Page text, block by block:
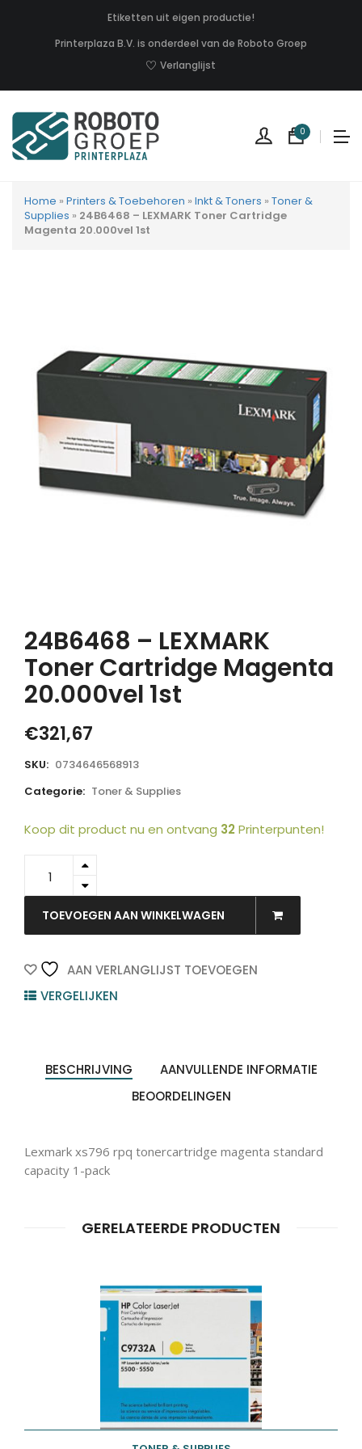
Etiketten uit eigen productie!
Printerplaza B.V. is onderdeel van de Roboto Groep
Verlanglijst
0
Home » Printers & Toebehoren » Inkt & Toners » Toner &
Supplies » 24B6468 – LEXMARK Toner Cartridge
Magenta 20.000vel 1st
24B6468 – LEXMARK
Toner Cartridge Magenta
20.000vel 1st
€321,67
SKU: 0734646568913
Categorie: Toner & Supplies
Koop dit product nu en ontvang 32Printerpunten!
LEXMARK
Toner
Cartridge
20.000vel
quantity
TOEVOEGEN AAN WINKELWAGEN
AAN VERLANGLIJST TOEVOEGEN
VERGELIJKEN
BESCHRIJVING
AANVULLENDE INFORMATIE
BEOORDELINGEN
Lexmark xs796 rpq tonercartridge magenta standard
capacity 1-pack
GERELATEERDE PRODUCTEN